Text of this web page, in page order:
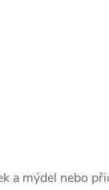
a mýdel nebo